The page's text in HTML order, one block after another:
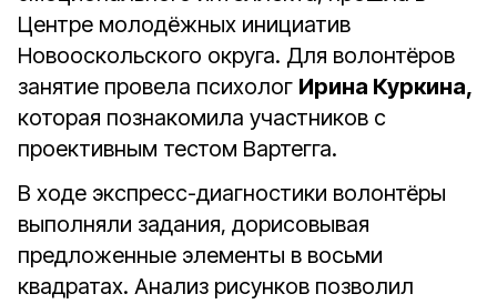
Центре молодёжных инициатив
Новооскольского округа. Для волонтёров
занятие провела психолог Ирина Куркина,
которая познакомила участников с
проективным тестом Вартегга.
В ходе экспресс-диагностики волонтёры
выполняли задания, дорисовывая
предложенные элементы в восьми
квадратах. Анализ рисунков позволил